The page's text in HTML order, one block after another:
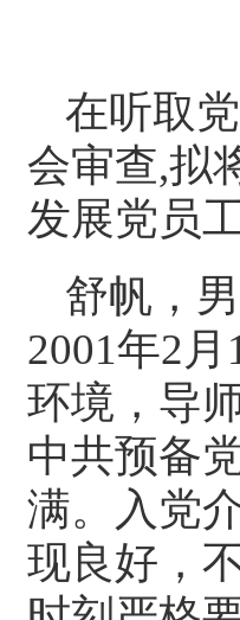
在听取
会审查,拟
发展党员
舒帆，
2001年2月
环境，导
中共预备
满。入党
现良好，